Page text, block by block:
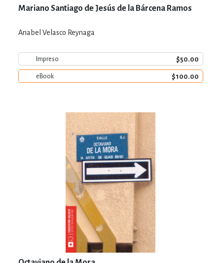
Mariano Santiago de Jesús de la Bárcena Ramos
Anabel Velasco Reynaga
Impreso $50.00
eBook $100.00